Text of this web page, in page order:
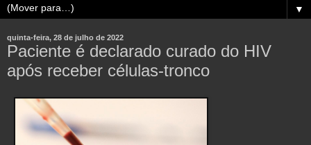
▼
quinta-feira, 28 de julho de 2022
Paciente é declarado curado do HIV
após receber células-tronco